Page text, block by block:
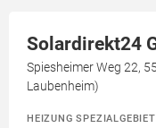
Solardirekt24
Spiesheimer Weg 22,
Laubenheim)
HEIZUNG